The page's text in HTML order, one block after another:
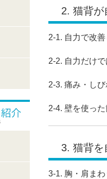
2. 猫背が
2-1. 自力で改
2-2. 自力だけ
2-3. 痛み・し
2-4. 壁を使っ
3. 猫背を
3-1. 胸・肩ま